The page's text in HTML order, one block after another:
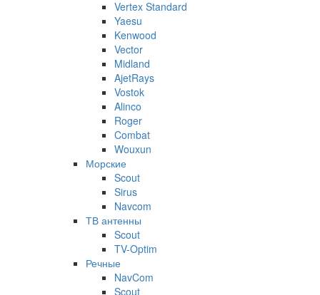
Vertex Standard
Yaesu
Kenwood
Vector
Midland
AjetRays
Vostok
Alinco
Roger
Combat
Wouxun
Морские
Scout
Sirus
Navcom
ТВ антенны
Scout
TV-Optim
Речные
NavCom
Scout